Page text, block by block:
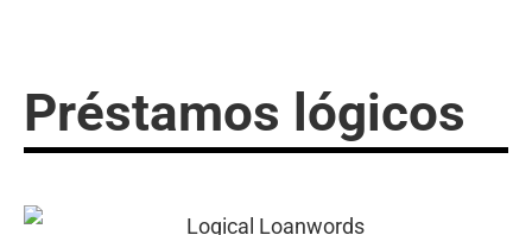
Préstamos lógicos